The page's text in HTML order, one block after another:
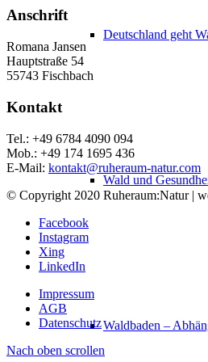
Deutschland geht
Wald und
Waldbaden –
Anschrift
Romana Jansen
Hauptstraße 54
55743 Fischbach
Kontakt
Tel.: +49 6784 4090 094
Mob.: +49 174 1695 436
E-Mail: kontakt@ruheraum-natur.com
© Copyright 2020 Ruheraum:Natur |
Facebook
Instagram
Xing
LinkedIn
Impressum
AGB
Datenschutz
Nach oben scrollen